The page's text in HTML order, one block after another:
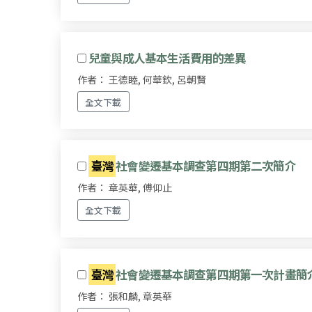
兒童與成人基本生活費用的差異
作者： 王德睦, 何華欽, 呂朝賢
全文下載
臺灣社會變遷基本調查第四期第二次簡介
作者： 章英華, 傅仰止
全文下載
臺灣社會變遷基本調查第四期第一次計畫簡
作者： 張和麟, 章英華